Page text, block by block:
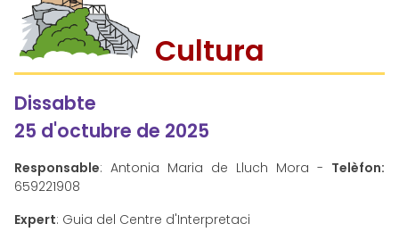
Cultura
Dissabte
25 d'octubre de 2025
Responsable: Antonia Maria de Lluch Mora - Telèfon:
659221908
Expert: Guia del Centre d'Interpretaci